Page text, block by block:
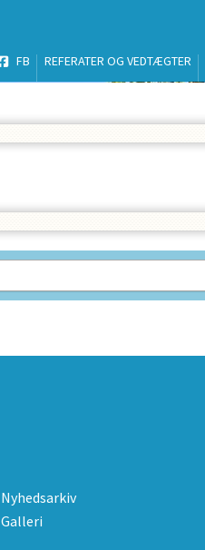
FB REFERATER OG VEDTÆGTER
Nyhedsarkiv
Galleri